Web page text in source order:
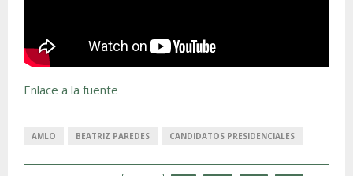
Enlace a la fuente
AMLO BEATRIZ PAREDES CANDIDATOS PRESIDENCIALES